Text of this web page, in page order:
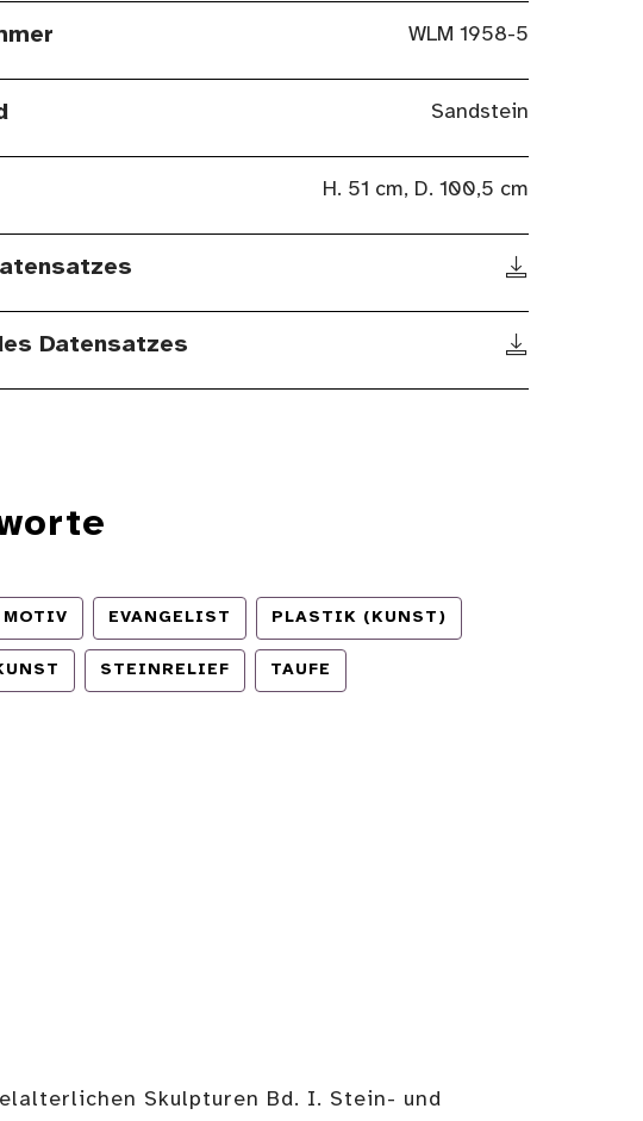
WLM 1958-5
Sandstein
H. 51 cm, D. 100,5 cm
Datensatzes
EVANGELIST PLASTIK (KUNST)
STEINRELIEF TAUFE
Skulpturen Bd. I. Stein- und